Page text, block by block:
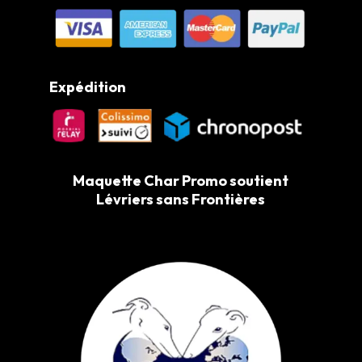
Expédition
Maquette Char Promo soutient
Lévriers sans Frontières